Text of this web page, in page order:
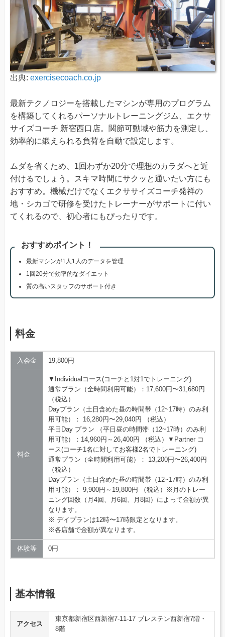
出典: exercisecoach.co.jp
最新テクノロジーを搭載したマシンが専用のプログラム
を構築してくれるパーソナルトレーニングジム、エクサ
サイズコーチ 新宿西口店。関節可動域や筋力を測定し、
効率的に鍛えられる負荷を自動で設定します。
ムダを省くため、1回わずか20分で理想のカラダへと近
付けるでしょう。スキマ時間にサクッと通いたい方にも
おすすめ。機械だけでなくエクササイズコーチ発祥の
地・シカゴで研修を受けたトレーナーがサポートに付い
てくれるので、初心者にもぴったりです。
おすすめポイント！
最新マシンが1人1人のデータを管理
1回20分で効率的なダイエット
質の高いスタッフのサポート付き
料金
入会金 19,800円
料金
▼Individualコース(コーチと1対1でトレーニング)
通常プラン（全時間利用可能）：17,600円〜31,680円
（税込）
Dayプラン（土日含めた昼の時間帯（12~17時）のみ利
用可能）： 16,280円〜29,040円 （税込）
平日Day プラン （平日昼の時間帯（12~17時）のみ利
用可能）：14,960円～26,400円 （税込）▼Partner コ
ース(コーチ1名に対してお客様2名でトレーニング)
通常プラン（全時間利用可能）： 13,200円〜26,400円
（税込）
Dayプラン（土日含めた昼の時間帯（12~17時）のみ利
用可能）： 9,900円～19,800円 （税込）※月のトレー
ニング回数（月4回、月6回、月8回）によって金額が異
なります。
※ デイプランは12時〜17時限定となります。
※各店舗で金額が異なります。
体験等 0円
基本情報
アクセス
東京都新宿区西新宿7-11-17 ブレステン西新宿7階・
8階